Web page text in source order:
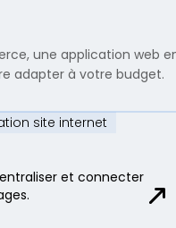
une application web
adapter à votre budget.
site internet
et connecter